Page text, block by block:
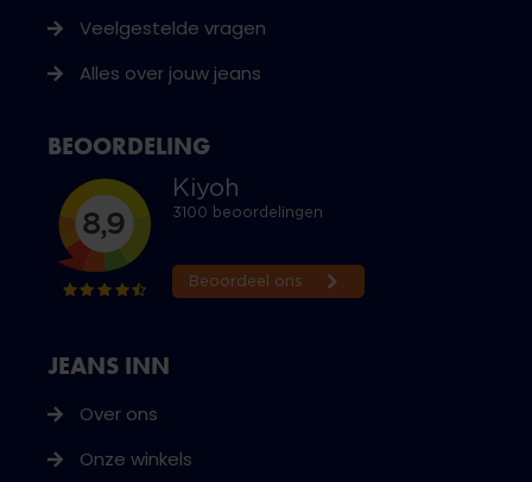
JEANS INN
Over ons
Onze winkels
Veelgestelde vragen
Alles over jouw jeans
BEOORDELING